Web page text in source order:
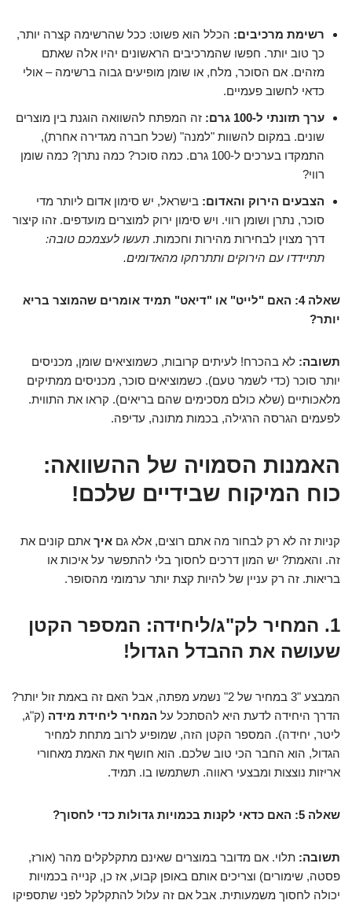
רשימת מרכיבים: הכלל הוא פשוט: ככל שהרשימה קצרה יותר,
כך טוב יותר. חפשו שהמרכיבים הראשונים יהיו אלה שאתם
מזהים. אם הסוכר, מלח, או שומן מופיעים גבוה ברשימה – אולי
כדאי לחשוב פעמיים.
ערך תזונתי ל-100 גרם:
זה המפתח להשוואה הוגנת בין מוצרים
שונים. במקום להשוות "למנה" (שכל חברה מגדירה אחרת),
התמקדו בערכים ל-100 גרם. כמה סוכר? כמה נתרן? כמה שומן
רווי?
הצבעים הירוק והאדום: בישראל, יש סימון אדום ליותר מדי
סוכר, נתרן ושומן רווי. ויש סימון ירוק למוצרים מועדפים. זהו קיצור
דרך מצוין לבחירות מהירות וחכמות. תעשו לעצמכם טובה:
תתיידדו עם הירוקים ותתרחקו מהאדומים.
שאלה 4: האם "לייט" או "דיאט" תמיד אומרים שהמוצר בריא
יותר?
תשובה: לא בהכרח! לעיתים קרובות, כשמוציאים שומן, מכניסים
יותר סוכר (כדי לשמר טעם). כשמוציאים סוכר, מכניסים ממתיקים
מלאכותיים (שלא כולם מסכימים שהם בריאים). קראו את התווית.
לפעמים הגרסה הרגילה, בכמות מתונה, עדיפה.
האמנות הסמויה של ההשוואה:
כוח המיקוח שבידיים שלכם!
קניות זה לא רק לבחור מה אתם רוצים, אלא גם איך אתם קונים את
זה. והאמת? יש המון דרכים לחסוך בלי להתפשר על איכות או
בריאות. זה רק עניין של להיות קצת יותר ערמומי מהסופר.
1. המחיר לק"ג/ליחידה: המספר הקטן
שעושה את ההבדל הגדול!
המבצע "3 במחיר של 2" נשמע מפתה, אבל האם זה באמת זול יותר?
הדרך היחידה לדעת היא להסתכל על המחיר ליחידת מידה (ק"ג,
ליטר, יחידה). המספר הקטן הזה, שמופיע לרוב מתחת למחיר
הגדול, הוא החבר הכי טוב שלכם. הוא חושף את האמת מאחורי
אריזות נוצצות ומבצעי ראווה. תשתמשו בו. תמיד.
שאלה 5: האם כדאי לקנות בכמויות גדולות כדי לחסוך?
תשובה: תלוי. אם מדובר במוצרים שאינם מתקלקלים מהר (אורז,
פסטה, שימורים) וצריכים אותם באופן קבוע, אז כן, קנייה בכמויות
יכולה לחסוך משמעותית. אבל אם זה עלול להתקלקל לפני שתספיקו